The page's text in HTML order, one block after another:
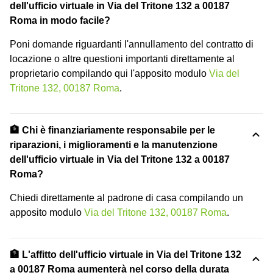
dell'ufficio virtuale in Via del Tritone 132 a 00187
Roma in modo facile?
Poni domande riguardanti l'annullamento del contratto di
locazione o altre questioni importanti direttamente al
proprietario compilando qui l'apposito modulo Via del
Tritone 132, 00187 Roma.
🏦 Chi è finanziariamente responsabile per le
riparazioni, i miglioramenti e la manutenzione
dell'ufficio virtuale in Via del Tritone 132 a 00187
Roma?
Chiedi direttamente al padrone di casa compilando un
apposito modulo Via del Tritone 132, 00187 Roma.
🏦 L'affitto dell'ufficio virtuale in Via del Tritone 132
a 00187 Roma aumenterà nel corso della durata